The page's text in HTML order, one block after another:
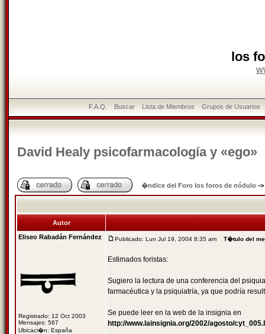
los
F.A.Q. Buscar Lista de Miembros Grupos de Usuarios
David Healy psicofarmacologí­a y «ego»
�ndice del Foro los foros de nódulo ->
Autor
Eliseo Rabadán Fernández
Registrado: 12 Oct 2003
Mensajes: 567
Ubicaci�n: España
Publicado: Lun Jul 19, 2004 8:35 am T�tulo del
Estimados foristas:
Sugiero la lectura de una conferencia del
farmacéutica y la psiquiatría, ya que podría
Se puede leer en la web de la insignia en
http://www.lainsignia.org/2002/agosto/